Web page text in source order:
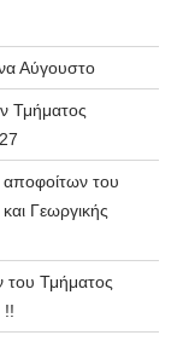
Αύγουστο
Τμήματος
αποφοίτων του
Γεωργικής
Τμήματος
!!